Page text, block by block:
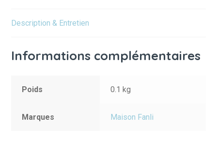
Description & Entretien
Informations complémentaires
Poids 0.1 kg
Marques Maison Fanli